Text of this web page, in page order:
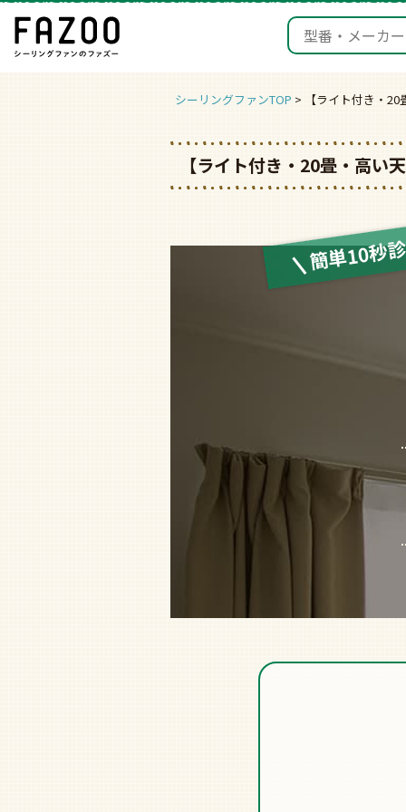
シーリングファンTOP 【ライト付き・
【ライト付き・20畳・高い
簡単10秒